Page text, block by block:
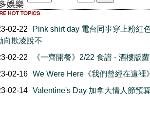
02-22
Pink shirt day 電台同事穿上粉紅
向欺凌說不
02-22
《一齊開餐》2/22 食譜 - 酒樓版
02-16 We Were Here《我們曾經在這裡
02-14 Valentine's Day 加拿大情人節預